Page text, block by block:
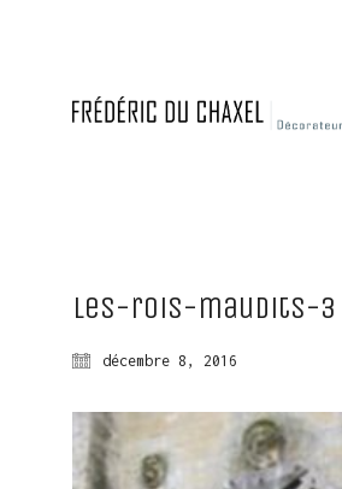
Les-rois-maudits-3
décembre 8, 2016